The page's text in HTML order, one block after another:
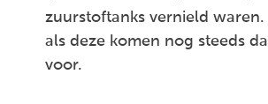
zuurstoftanks vernield waren.
als deze komen nog steeds
voor.